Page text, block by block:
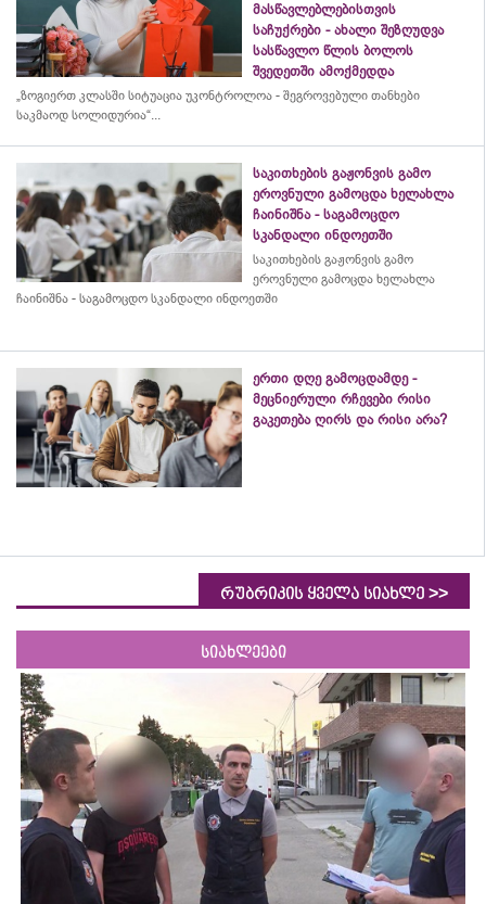
მასწავლებლებისთვის
საჩუქრები - ახალი შეზღუდვა
სასწავლო წლის ბოლოს
შვედეთში ამოქმედდა
„ზოგიერთ კლასში სიტუაცია უკონტროლოა - შეგროვებული თანხები
საკმაოდ სოლიდურია“...
საკითხების გაჟონვის გამო
ეროვნული გამოცდა ხელახლა
ჩაინიშნა - საგამოცდო
სკანდალი ინდოეთში
საკითხების გაჟონვის გამო
ეროვნული გამოცდა ხელახლა
ჩაინიშნა - საგამოცდო სკანდალი ინდოეთში
ერთი დღე გამოცდამდე -
მეცნიერული რჩევები რისი
გაკეთება ღირს და რისი არა?
რუბრიკის ყველა სიახლე >>
სიახლეები